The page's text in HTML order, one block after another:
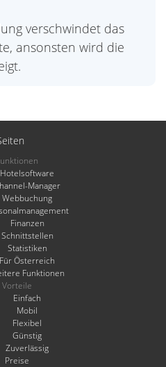
verschwindet das
ansonsten wird die
Hotelsoftware
Manager
Webbuchung
Finanzen
Schnittstellen
Statistiken
Für Österreich
Funktionen
Vorteile
Einfach
Mobil
Flexibel
Günstig
Zuverlässig
Preise